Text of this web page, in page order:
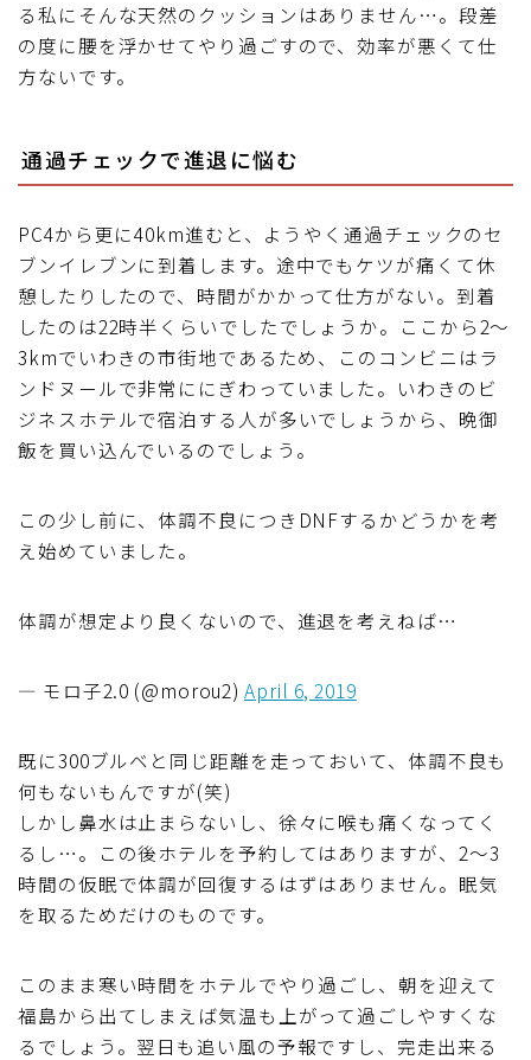
る私にそんな天然のクッションはありません…。段差
の度に腰を浮かせてやり過ごすので、効率が悪くて仕
方ないです。
通過チェックで進退に悩む
PC4から更に40km進むと、ようやく通過チェックのセ
ブンイレブンに到着します。途中でもケツが痛くて休
憩したりしたので、時間がかかって仕方がない。到着
したのは22時半くらいでしたでしょうか。ここから2～
3kmでいわきの市街地であるため、このコンビニはラ
ンドヌールで非常ににぎわっていました。いわきのビ
ジネスホテルで宿泊する人が多いでしょうから、晩御
飯を買い込んでいるのでしょう。
この少し前に、体調不良につきDNFするかどうかを考
え始めていました。
体調が想定より良くないので、進退を考えねば…
— モロ子2.0 (@morou2)April 6, 2019
既に300ブルベと同じ距離を走っておいて、体調不良も
何もないもんですが(笑)
しかし鼻水は止まらないし、徐々に喉も痛くなってく
るし…。この後ホテルを予約してはありますが、2～3
時間の仮眠で体調が回復するはずはありません。眠気
を取るためだけのものです。
このまま寒い時間をホテルでやり過ごし、朝を迎えて
福島から出てしまえば気温も上がって過ごしやすくな
るでしょう。翌日も追い風の予報ですし、完走出来る